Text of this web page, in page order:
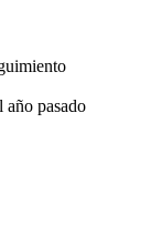
año pasado